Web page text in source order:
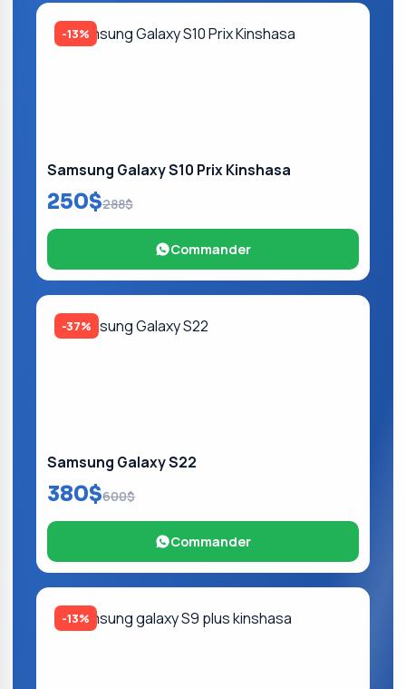
-13%
Samsung Galaxy S10 Prix Kinshasa
250$288$
Commander
-37%
Samsung Galaxy S22
380$600$
Commander
-13%